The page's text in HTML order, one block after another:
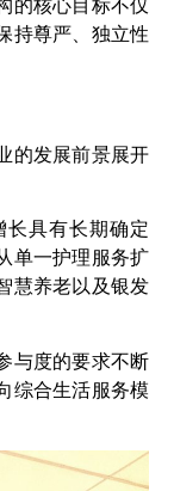
的核心目标不仅
持尊严、独立性
的发展前景展开
长具有长期确定
单一护理服务扩
慧养老以及银发
与度的要求不断
综合生活服务模